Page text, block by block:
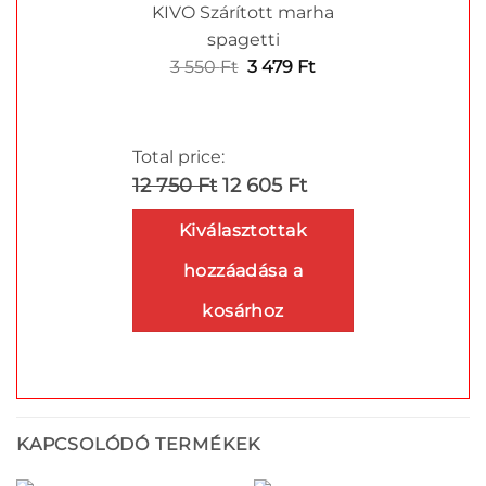
KIVO Szárított marha
spagetti
3 550Ft Original
550 Ft.
3 479 FtCurrent
Total price:
12 750 Ft 12 605 Ft
Kiválasztottak
hozzáadása a
kosárhoz
KAPCSOLÓDÓ TERMÉKEK